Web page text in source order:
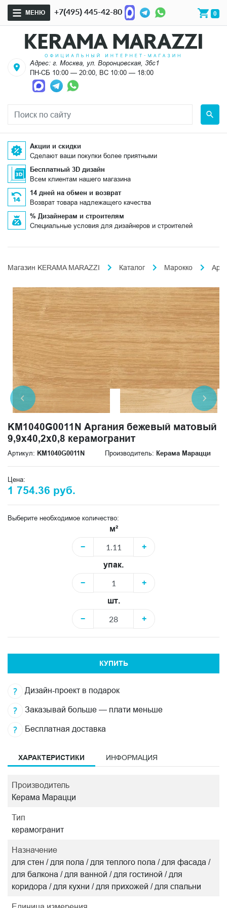
МЕНЮ +7(495) 445-42-80 0
Адрес: г. Москва, ул. Воронцовская, 36с1
ПН-СБ 10:00 — 20:00, ВС 10:00 — 18:00
Акции и скидки
Сделают ваши покупки более приятными
Бесплатный 3D дизайн
Всем клиентам нашего магазина
14 дней на обмен и возврат
Возврат товара надлежащего качества
% Дизайнерам и строителям
Специальные условия для дизайнеров и строителей
Магазин KERAMA MARAZZI Каталог Марокко
KM1040G0011N Аргания бежевый матовый
9,9x40,2x0,8 керамогранит
Артикул: KM1040G0011N Производитель: Керама Марацци
Цена:
1 754.36 руб.
Выберите необходимое количество:
м²
−
+
упак.
−
+
шт.
−
+
КУПИТЬ
Дизайн-проект в подарок
Заказывай больше — плати меньше
Бесплатная доставка
ХАРАКТЕРИСТИКИ ИНФОРМАЦИЯ
Производитель
Керама Марацци
Тип
керамогранит
Назначение
для стен / для пола / для теплого пола / для фасада /
для балкона / для ванной / для гостиной / для
коридора / для кухни / для прихожей / для спальни